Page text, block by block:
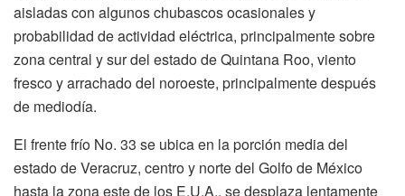
aisladas con algunos chubascos ocasionales y
probabilidad de actividad eléctrica, principalmente sobre
zona central y sur del estado de Quintana Roo, viento
fresco y arrachado del noroeste, principalmente después
de mediodía.
El frente frío No. 33 se ubica en la porción media del
estado de Veracruz, centro y norte del Golfo de México
hasta la zona este de los E.U.A., se desplaza lentamente